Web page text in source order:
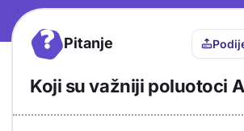
? Pitanje
Koji su važniji poluotoci